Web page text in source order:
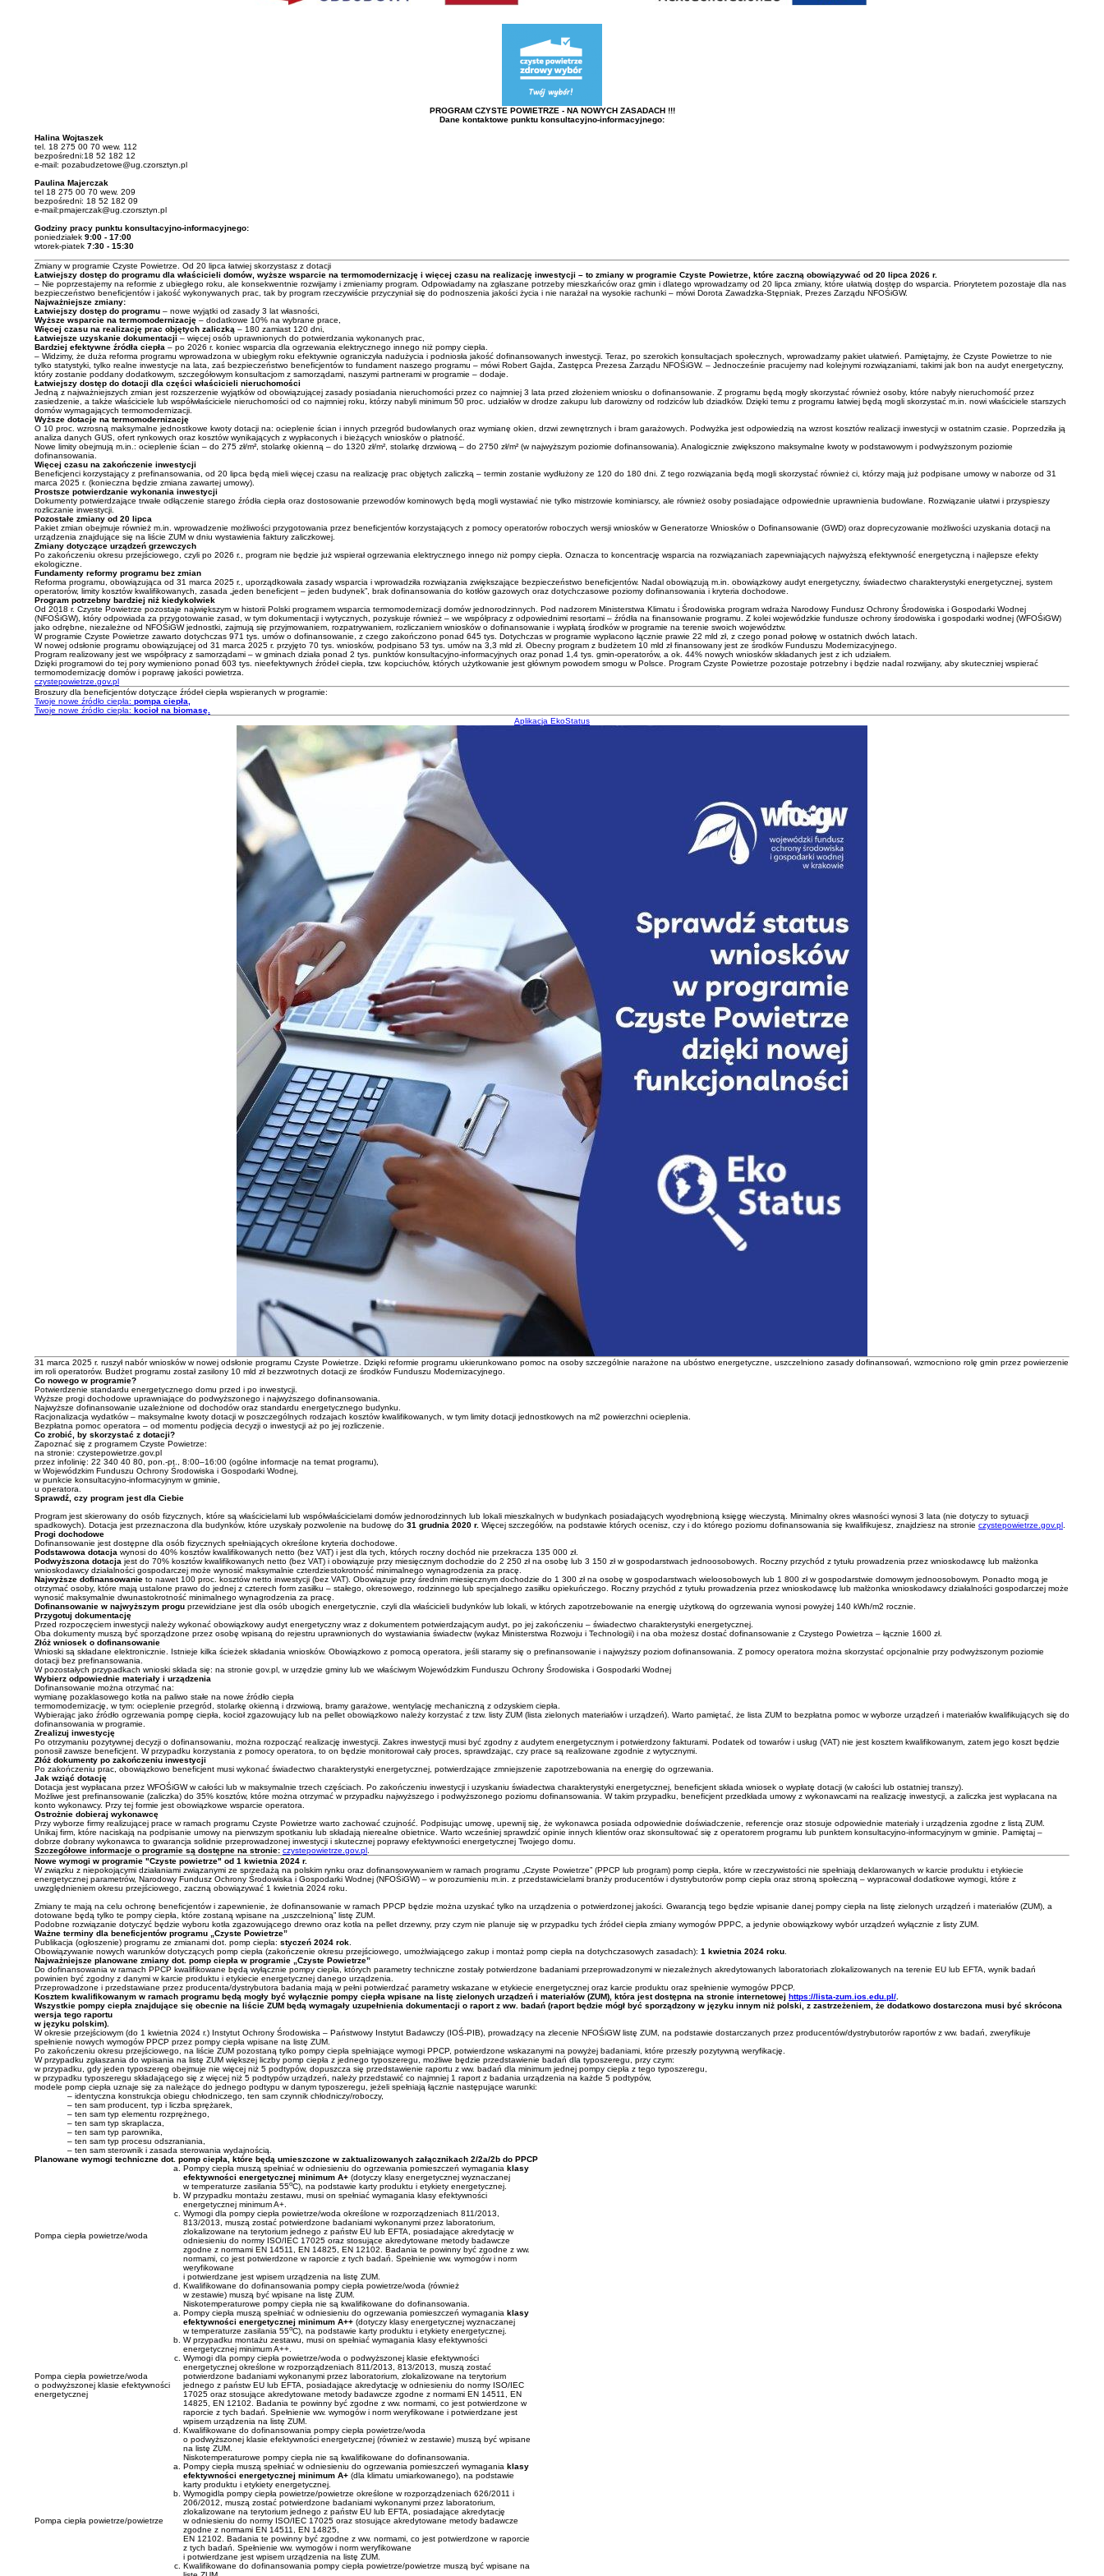
PROGRAM CZYSTE POWIETRZE - NA NOWYCH ZASADACH !!!
Dane kontaktowe punktu konsultacyjno-informacyjnego:
Halina Wojtaszek
tel. 18 275 00 70 wew. 112
bezpośredni:18 52 182 12
e-mail: pozabudzetowe@ug.czorsztyn.pl
Paulina Majerczak
tel 18 275 00 70 wew. 209
bezpośredni: 18 52 182 09
e-mail:pmajerczak@ug.czorsztyn.pl
Godziny pracy punktu konsultacyjno-informacyjnego:
poniedziałek 9:00 - 17:00
wtorek-piatek 7:30 - 15:30
Zmiany w programie Czyste Powietrze. Od 20 lipca łatwiej skorzystasz z dotacji
Łatwiejszy dostęp do programu dla właścicieli domów, wyższe wsparcie na termomodernizację i więcej czasu na realizację inwestycji – to zmiany w programie Czyste Powietrze, które zaczną obowiązywać od 20 lipca 2026 r.
– Nie poprzestajemy na reformie z ubiegłego roku, ale konsekwentnie rozwijamy i zmieniamy program. Odpowiadamy na zgłaszane potrzeby mieszkańców oraz gmin i dlatego wprowadzamy od 20 lipca zmiany, które ułatwią dostęp do wsparcia. Priorytetem pozostaje dla nas
bezpieczeństwo beneficjentów i jakość wykonywanych prac, tak by program rzeczywiście przyczyniał się do podnoszenia jakości życia i nie narażał na wysokie rachunki – mówi Dorota Zawadzka-Stępniak, Prezes Zarządu NFOŚiGW.
Najważniejsze zmiany:
Łatwiejszy dostęp do programu – nowe wyjątki od zasady 3 lat własności,
Wyższe wsparcie na termomodernizację – dodatkowe 10% na wybrane prace,
Więcej czasu na realizację prac objętych zaliczką – 180 zamiast 120 dni,
Łatwiejsze uzyskanie dokumentacji – więcej osób uprawnionych do potwierdzania wykonanych prac,
Bardziej efektywne źródła ciepła – po 2026 r. koniec wsparcia dla ogrzewania elektrycznego innego niż pompy ciepła.
– Widzimy, że duża reforma programu wprowadzona w ubiegłym roku efektywnie ograniczyła nadużycia i podniosła jakość dofinansowanych inwestycji. Teraz, po szerokich konsultacjach społecznych, wprowadzamy pakiet ułatwień. Pamiętajmy, że Czyste Powietrze to nie
tylko statystyki, tylko realne inwestycje na lata, zaś bezpieczeństwo beneficjentów to fundament naszego programu – mówi Robert Gajda, Zastępca Prezesa Zarządu NFOŚiGW. – Jednocześnie pracujemy nad kolejnymi rozwiązaniami, takimi jak bon na audyt energetyczny,
który zostanie poddany dodatkowym, szczegółowym konsultacjom z samorządami, naszymi partnerami w programie – dodaje.
Łatwiejszy dostęp do dotacji dla części właścicieli nieruchomości
Jedną z najważniejszych zmian jest rozszerzenie wyjątków od obowiązującej zasady posiadania nieruchomości przez co najmniej 3 lata przed złożeniem wniosku o dofinansowanie. Z programu będą mogły skorzystać również osoby, które nabyły nieruchomość przez
zasiedzenie, a także właściciele lub współwłaściciele nieruchomości od co najmniej roku, którzy nabyli minimum 50 proc. udziałów w drodze zakupu lub darowizny od rodziców lub dziadków. Dzięki temu z programu łatwiej będą mogli skorzystać m.in. nowi właściciele starszych
domów wymagających termomodernizacji.
Wyższe dotacje na termomodernizację
O 10 proc. wzrosną maksymalne jednostkowe kwoty dotacji na: ocieplenie ścian i innych przegród budowlanych oraz wymianę okien, drzwi zewnętrznych i bram garażowych. Podwyżka jest odpowiedzią na wzrost kosztów realizacji inwestycji w ostatnim czasie. Poprzedziła ją
analiza danych GUS, ofert rynkowych oraz kosztów wynikających z wypłaconych i bieżących wniosków o płatność.
Nowe limity obejmują m.in.: ocieplenie ścian – do 275 zł/m², stolarkę okienną – do 1320 zł/m², stolarkę drzwiową – do 2750 zł/m² (w najwyższym poziomie dofinansowania). Analogicznie zwiększono maksymalne kwoty w podstawowym i podwyższonym poziomie
dofinansowania.
Więcej czasu na zakończenie inwestycji
Beneficjenci korzystający z prefinansowania, od 20 lipca będą mieli więcej czasu na realizację prac objętych zaliczką – termin zostanie wydłużony ze 120 do 180 dni. Z tego rozwiązania będą mogli skorzystać również ci, którzy mają już podpisane umowy w naborze od 31
marca 2025 r. (konieczna będzie zmiana zawartej umowy).
Prostsze potwierdzanie wykonania inwestycji
Dokumenty potwierdzające trwałe odłączenie starego źródła ciepła oraz dostosowanie przewodów kominowych będą mogli wystawiać nie tylko mistrzowie kominiarscy, ale również osoby posiadające odpowiednie uprawnienia budowlane. Rozwiązanie ułatwi i przyspieszy
rozliczanie inwestycji.
Pozostałe zmiany od 20 lipca
Pakiet zmian obejmuje również m.in. wprowadzenie możliwości przygotowania przez beneficjentów korzystających z pomocy operatorów roboczych wersji wniosków w Generatorze Wniosków o Dofinansowanie (GWD) oraz doprecyzowanie możliwości uzyskania dotacji na
urządzenia znajdujące się na liście ZUM w dniu wystawienia faktury zaliczkowej.
Zmiany dotyczące urządzeń grzewczych
Po zakończeniu okresu przejściowego, czyli po 2026 r., program nie będzie już wspierał ogrzewania elektrycznego innego niż pompy ciepła. Oznacza to koncentrację wsparcia na rozwiązaniach zapewniających najwyższą efektywność energetyczną i najlepsze efekty
ekologiczne.
Fundamenty reformy programu bez zmian
Reforma programu, obowiązująca od 31 marca 2025 r., uporządkowała zasady wsparcia i wprowadziła rozwiązania zwiększające bezpieczeństwo beneficjentów. Nadal obowiązują m.in. obowiązkowy audyt energetyczny, świadectwo charakterystyki energetycznej, system
operatorów, limity kosztów kwalifikowanych, zasada „jeden beneficjent – jeden budynek”, brak dofinansowania do kotłów gazowych oraz dotychczasowe poziomy dofinansowania i kryteria dochodowe.
Program potrzebny bardziej niż kiedykolwiek
Od 2018 r. Czyste Powietrze pozostaje największym w historii Polski programem wsparcia termomodernizacji domów jednorodzinnych. Pod nadzorem Ministerstwa Klimatu i Środowiska program wdraża Narodowy Fundusz Ochrony Środowiska i Gospodarki Wodnej
(NFOŚiGW), który odpowiada za przygotowanie zasad, w tym dokumentacji i wytycznych, pozyskuje również – we współpracy z odpowiednimi resortami – źródła na finansowanie programu. Z kolei wojewódzkie fundusze ochrony środowiska i gospodarki wodnej (WFOŚiGW)
jako odrębne, niezależne od NFOŚiGW jednostki, zajmują się przyjmowaniem, rozpatrywaniem, rozliczaniem wniosków o dofinansowanie i wypłatą środków w programie na terenie swoich województw.
W programie Czyste Powietrze zawarto dotychczas 971 tys. umów o dofinansowanie, z czego zakończono ponad 645 tys. Dotychczas w programie wypłacono łącznie prawie 22 mld zł, z czego ponad połowę w ostatnich dwóch latach.
W nowej odsłonie programu obowiązującej od 31 marca 2025 r. przyjęto 70 tys. wniosków, podpisano 53 tys. umów na 3,3 mld zł. Obecny program z budżetem 10 mld zł finansowany jest ze środków Funduszu Modernizacyjnego.
Program realizowany jest we współpracy z samorządami – w gminach działa ponad 2 tys. punktów konsultacyjno-informacyjnych oraz ponad 1,4 tys. gmin-operatorów, a ok. 44% nowych wniosków składanych jest z ich udziałem.
Dzięki programowi do tej pory wymieniono ponad 603 tys. nieefektywnych źródeł ciepła, tzw. kopciuchów, których użytkowanie jest głównym powodem smogu w Polsce. Program Czyste Powietrze pozostaje potrzebny i będzie nadal rozwijany, aby skuteczniej wspierać
termomodernizację domów i poprawę jakości powietrza.
czystepowietrze.gov.pl
Broszury dla beneficjentów dotyczące źródeł ciepła wspieranych w programie:
Twoje nowe źródło ciepła: pompa ciepła,
Twoje nowe źródło ciepła: kocioł na biomasę.
Aplikacja EkoStatus
31 marca 2025 r. ruszył nabór wniosków w nowej odsłonie programu Czyste Powietrze. Dzięki reformie programu ukierunkowano pomoc na osoby szczególnie narażone na ubóstwo energetyczne, uszczelniono zasady dofinansowań, wzmocniono rolę gmin przez powierzenie
im roli operatorów. Budżet programu został zasilony 10 mld zł bezzwrotnych dotacji ze środków Funduszu Modernizacyjnego.
Co nowego w programie?
Potwierdzenie standardu energetycznego domu przed i po inwestycji.
Wyższe progi dochodowe uprawniające do podwyższonego i najwyższego dofinansowania.
Najwyższe dofinansowanie uzależnione od dochodów oraz standardu energetycznego budynku.
Racjonalizacja wydatków – maksymalne kwoty dotacji w poszczególnych rodzajach kosztów kwalifikowanych, w tym limity dotacji jednostkowych na m2 powierzchni ocieplenia.
Bezpłatna pomoc operatora – od momentu podjęcia decyzji o inwestycji aż po jej rozliczenie.
Co zrobić, by skorzystać z dotacji?
Zapoznać się z programem Czyste Powietrze:
na stronie: czystepowietrze.gov.pl
przez infolinię: 22 340 40 80, pon.-pt., 8:00–16:00 (ogólne informacje na temat programu),
w Wojewódzkim Funduszu Ochrony Środowiska i Gospodarki Wodnej,
w punkcie konsultacyjno‐informacyjnym w gminie,
u operatora.
Sprawdź, czy program jest dla Ciebie
Program jest skierowany do osób fizycznych, które są właścicielami lub współwłaścicielami domów jednorodzinnych lub lokali mieszkalnych w budynkach posiadających wyodrębnioną księgę wieczystą. Minimalny okres własności wynosi 3 lata (nie dotyczy to sytuacji
spadkowych). Dotacja jest przeznaczona dla budynków, które uzyskały pozwolenie na budowę do 31 grudnia 2020 r. Więcej szczegółów, na podstawie których ocenisz, czy i do którego poziomu dofinansowania się kwalifikujesz, znajdziesz na stronie czystepowietrze.gov.pl
Progi dochodowe
Dofinansowanie jest dostępne dla osób fizycznych spełniających określone kryteria dochodowe.
Podstawowa dotacja wynosi do 40% kosztów kwalifikowanych netto (bez VAT) i jest dla tych, których roczny dochód nie przekracza 135 000 zł.
Podwyższona dotacja jest do 70% kosztów kwalifikowanych netto (bez VAT) i obowiązuje przy miesięcznym dochodzie do 2 250 zł na osobę lub 3 150 zł w gospodarstwach jednoosobowych. Roczny przychód z tytułu prowadzenia przez wnioskodawcę lub małżonka
wnioskodawcy działalności gospodarczej może wynosić maksymalnie czterdziestokrotność minimalnego wynagrodzenia za pracę.
Najwyższe dofinansowanie to nawet 100 proc. kosztów netto inwestycji (bez VAT). Obowiązuje przy średnim miesięcznym dochodzie do 1 300 zł na osobę w gospodarstwach wieloosobowych lub 1 800 zł w gospodarstwie domowym jednoosobowym. Ponadto mogą je
otrzymać osoby, które mają ustalone prawo do jednej z czterech form zasiłku – stałego, okresowego, rodzinnego lub specjalnego zasiłku opiekuńczego. Roczny przychód z tytułu prowadzenia przez wnioskodawcę lub małżonka wnioskodawcy działalności gospodarczej może
wynosić maksymalnie dwunastokrotność minimalnego wynagrodzenia za pracę.
Dofinansowanie w najwyższym progu przewidziane jest dla osób ubogich energetycznie, czyli dla właścicieli budynków lub lokali, w których zapotrzebowanie na energię użytkową do ogrzewania wynosi powyżej 140 kWh/m2 rocznie.
Przygotuj dokumentację
Przed rozpoczęciem inwestycji należy wykonać obowiązkowy audyt energetyczny wraz z dokumentem potwierdzającym audyt, po jej zakończeniu – świadectwo charakterystyki energetycznej.
Oba dokumenty muszą być sporządzone przez osobę wpisaną do rejestru uprawnionych do wystawiania świadectw (wykaz Ministerstwa Rozwoju i Technologii) i na oba możesz dostać dofinansowanie z Czystego Powietrza – łącznie 1600 zł.
Złóż wniosek o dofinansowanie
Wnioski są składane elektronicznie. Istnieje kilka ścieżek składania wniosków. Obowiązkowo z pomocą operatora, jeśli staramy się o prefinansowanie i najwyższy poziom dofinansowania. Z pomocy operatora można skorzystać opcjonalnie przy podwyższonym poziomie
dotacji bez prefinansowania.
W pozostałych przypadkach wnioski składa się: na stronie gov.pl, w urzędzie gminy lub we właściwym Wojewódzkim Funduszu Ochrony Środowiska i Gospodarki Wodnej
Wybierz odpowiednie materiały i urządzenia
Dofinansowanie można otrzymać na:
wymianę pozaklasowego kotła na paliwo stałe na nowe źródło ciepła
termomodernizację, w tym: ocieplenie przegród, stolarkę okienną i drzwiową, bramy garażowe, wentylację mechaniczną z odzyskiem ciepła.
Wybierając jako źródło ogrzewania pompę ciepła, kocioł zgazowujący lub na pellet obowiązkowo należy korzystać z tzw. listy ZUM (lista zielonych materiałów i urządzeń). Warto pamiętać, że lista ZUM to bezpłatna pomoc w wyborze urządzeń i materiałów kwalifikujących się do
dofinansowania w programie.
Zrealizuj inwestycję
Po otrzymaniu pozytywnej decyzji o dofinansowaniu, można rozpocząć realizację inwestycji. Zakres inwestycji musi być zgodny z audytem energetycznym i potwierdzony fakturami. Podatek od towarów i usług (VAT) nie jest kosztem kwalifikowanym, zatem jego koszt będzie
ponosił zawsze beneficjent. W przypadku korzystania z pomocy operatora, to on będzie monitorował cały proces, sprawdzając, czy prace są realizowane zgodnie z wytycznymi.
Złóż dokumenty po zakończeniu inwestycji
Po zakończeniu prac, obowiązkowo beneficjent musi wykonać świadectwo charakterystyki energetycznej, potwierdzające zmniejszenie zapotrzebowania na energię do ogrzewania.
Jak wziąć dotację
Dotacja jest wypłacana przez WFOŚiGW w całości lub w maksymalnie trzech częściach. Po zakończeniu inwestycji i uzyskaniu świadectwa charakterystyki energetycznej, beneficjent składa wniosek o wypłatę dotacji (w całości lub ostatniej transzy).
Możliwe jest prefinansowanie (zaliczka) do 35% kosztów, które można otrzymać w przypadku najwyższego i podwyższonego poziomu dofinansowania. W takim przypadku, beneficjent przedkłada umowy z wykonawcami na realizację inwestycji, a zaliczka jest wypłacana na
konto wykonawcy. Przy tej formie jest obowiązkowe wsparcie operatora.
Ostrożnie dobieraj wykonawcę
Przy wyborze firmy realizującej prace w ramach programu Czyste Powietrze warto zachować czujność. Podpisując umowę, upewnij się, że wykonawca posiada odpowiednie doświadczenie, referencje oraz stosuje odpowiednie materiały i urządzenia zgodne z listą ZUM.
Unikaj firm, które naciskają na podpisanie umowy na pierwszym spotkaniu lub składają nierealne obietnice. Warto wcześniej sprawdzić opinie innych klientów oraz skonsultować się z operatorem programu lub punktem konsultacyjno‐informacyjnym w gminie. Pamiętaj –
dobrze dobrany wykonawca to gwarancja solidnie przeprowadzonej inwestycji i skutecznej poprawy efektywności energetycznej Twojego domu.
Szczegółowe informacje o programie są dostępne na stronie: czystepowietrze.gov.pl
Nowe wymogi w programie "Czyste powietrze" od 1 kwietnia 2024 r.
W związku z niepokojącymi działaniami związanymi ze sprzedażą na polskim rynku oraz dofinansowywaniem w ramach programu „Czyste Powietrze” (PPCP lub program) pomp ciepła, które w rzeczywistości nie spełniają deklarowanych w karcie produktu i etykiecie
energetycznej parametrów, Narodowy Fundusz Ochrony Środowiska i Gospodarki Wodnej (NFOŚiGW) – w porozumieniu m.in. z przedstawicielami branży producentów i dystrybutorów pomp ciepła oraz stroną społeczną – wypracował dodatkowe wymogi, które z
uwzględnieniem okresu przejściowego, zaczną obowiązywać 1 kwietnia 2024 roku.
Zmiany te mają na celu ochronę beneficjentów i zapewnienie, że dofinansowanie w ramach PPCP będzie można uzyskać tylko na urządzenia o potwierdzonej jakości. Gwarancją tego będzie wpisanie danej pompy ciepła na listę zielonych urządzeń i materiałów (ZUM), a
dotowane będą tylko te pompy ciepła, które zostaną wpisane na „uszczelnioną” listę ZUM.
Podobne rozwiązanie dotyczyć będzie wyboru kotła zgazowującego drewno oraz kotła na pellet drzewny, przy czym nie planuje się w przypadku tych źródeł ciepła zmiany wymogów PPPC, a jedynie obowiązkowy wybór urządzeń wyłącznie z listy ZUM.
Ważne terminy dla beneficjentów programu „Czyste Powietrze”
Publikacja (ogłoszenie) programu ze zmianami dot. pomp ciepła: styczeń 2024 rok
Obowiązywanie nowych warunków dotyczących pomp ciepła (zakończenie okresu przejściowego, umożlwiającego zakup i montaż pomp ciepła na dotychczasowych zasadach): 1 kwietnia 2024 roku
Najważniejsze planowane zmiany dot. pomp ciepła w programie „Czyste Powietrze”
Do dofinansowania w ramach PPCP kwalifikowane będą wyłącznie pompy ciepła, których parametry techniczne zostały potwierdzone badaniami przeprowadzonymi w niezależnych akredytowanych laboratoriach zlokalizowanych na terenie EU lub EFTA, wynik badań
powinien być zgodny z danymi w karcie produktu i etykiecie energetycznej danego urządzenia.
Przeprowadzone i przedstawiane przez producenta/dystrybutora badania mają w pełni potwierdzać parametry wskazane w etykiecie energetycznej oraz karcie produktu oraz spełnienie wymogów PPCP.
Kosztem kwalifikowanym w ramach programu będą mogły być wyłącznie pompy ciepła wpisane na listę zielonych urządzeń i materiałów (ZUM), która jest dostępna na stronie internetowej https://lista-zum.ios.edu.pl/
Wszystkie pompy ciepła znajdujące się obecnie na liście ZUM będą wymagały uzupełnienia dokumentacji o raport z ww. badań (raport będzie mógł być sporządzony w języku innym niż polski, z zastrzeżeniem, że dodatkowo dostarczona musi być skrócona
wersja tego raportu
w języku polskim).
W okresie przejściowym (do 1 kwietnia 2024 r.) Instytut Ochrony Środowiska – Państwowy Instytut Badawczy (IOŚ-PIB), prowadzący na zlecenie NFOŚiGW listę ZUM, na podstawie dostarczanych przez producentów/dystrybutorów raportów z ww. badań, zweryfikuje
spełnienie nowych wymogów PPCP przez pompy ciepła wpisane na listę ZUM.
Po zakończeniu okresu przejściowego, na liście ZUM pozostaną tylko pompy ciepła spełniające wymogi PPCP, potwierdzone wskazanymi na powyżej badaniami, które przeszły pozytywną weryfikację.
W przypadku zgłaszania do wpisania na listę ZUM większej liczby pomp ciepła z jednego typoszeregu, możliwe będzie przedstawienie badań dla typoszeregu, przy czym:
w przypadku, gdy jeden typoszereg obejmuje nie więcej niż 5 podtypów, dopuszcza się przedstawienie raportu z ww. badań dla minimum jednej pompy ciepła z tego typoszeregu,
w przypadku typoszeregu składającego się z więcej niż 5 podtypów urządzeń, należy przedstawić co najmniej 1 raport z badania urządzenia na każde 5 podtypów,
modele pomp ciepła uznaje się za należące do jednego podtypu w danym typoszeregu, jeżeli spełniają łącznie następujące warunki:
– identyczna konstrukcja obiegu chłodniczego, ten sam czynnik chłodniczy/roboczy,
– ten sam producent, typ i liczba sprężarek,
– ten sam typ elementu rozprężnego,
– ten sam typ skraplacza,
– ten sam typ parownika,
– ten sam typ procesu odszraniania,
– ten sam sterownik i zasada sterowania wydajnością.
Planowane wymogi techniczne dot. pomp ciepła, które będą umieszczone w zaktualizowanych załącznikach 2/2a/2b do PPCP
Pompa ciepła powietrze/woda
Pompy ciepła muszą spełniać w odniesieniu do ogrzewania pomieszczeń wymagania klasy
efektywności energetycznej minimum A+ (dotyczy klasy energetycznej wyznaczanej
w temperaturze zasilania 55oC), na podstawie karty produktu i etykiety energetycznej.
W przypadku montażu zestawu, musi on spełniać wymagania klasy efektywności
energetycznej minimum A+.
Wymogi dla pompy ciepła powietrze/woda określone w rozporządzeniach 811/2013,
813/2013, muszą zostać potwierdzone badaniami wykonanymi przez laboratorium,
zlokalizowane na terytorium jednego z państw EU lub EFTA, posiadające akredytację w
odniesieniu do normy ISO/IEC 17025 oraz stosujące akredytowane metody badawcze
zgodne z normami EN 14511, EN 14825, EN 12102. Badania te powinny być zgodne z ww.
normami, co jest potwierdzone w raporcie z tych badań. Spełnienie ww. wymogów i norm
weryfikowane
i potwierdzane jest wpisem urządzenia na listę ZUM.
Kwalifikowane do dofinansowania pompy ciepła powietrze/woda (również
w zestawie) muszą być wpisane na listę ZUM.
Niskotemperaturowe pompy ciepła nie są kwalifikowane do dofinansowania.
Pompa ciepła powietrze/woda
o podwyższonej klasie efektywności
energetycznej
Pompy ciepła muszą spełniać w odniesieniu do ogrzewania pomieszczeń wymagania klasy
efektywności energetycznej minimum A++ (dotyczy klasy energetycznej wyznaczanej
w temperaturze zasilania 55oC), na podstawie karty produktu i etykiety energetycznej.
W przypadku montażu zestawu, musi on spełniać wymagania klasy efektywności
energetycznej minimum A++.
Wymogi dla pompy ciepła powietrze/woda o podwyższonej klasie efektywności
energetycznej określone w rozporządzeniach 811/2013, 813/2013, muszą zostać
potwierdzone badaniami wykonanymi przez laboratorium, zlokalizowane na terytorium
jednego z państw EU lub EFTA, posiadające akredytację w odniesieniu do normy ISO/IEC
17025 oraz stosujące akredytowane metody badawcze zgodne z normami EN 14511, EN
14825, EN 12102. Badania te powinny być zgodne z ww. normami, co jest potwierdzone w
raporcie z tych badań. Spełnienie ww. wymogów i norm weryfikowane i potwierdzane jest
wpisem urządzenia na listę ZUM.
Kwalifikowane do dofinansowania pompy ciepła powietrze/woda
o podwyższonej klasie efektywności energetycznej (również w zestawie) muszą być wpisane
na listę ZUM.
Niskotemperaturowe pompy ciepła nie są kwalifikowane do dofinansowania.
Pompa ciepła powietrze/powietrze
Pompy ciepła muszą spełniać w odniesieniu do ogrzewania pomieszczeń wymagania klasy
efektywności energetycznej minimum A+ (dla klimatu umiarkowanego), na podstawie
karty produktu i etykiety energetycznej.
Wymogidla pompy ciepła powietrze/powietrze określone w rozporządzeniach 626/2011 i
206/2012, muszą zostać potwierdzone badaniami wykonanymi przez laboratorium,
zlokalizowane na terytorium jednego z państw EU lub EFTA, posiadające akredytację
w odniesieniu do normy ISO/IEC 17025 oraz stosujące akredytowane metody badawcze
zgodne z normami EN 14511, EN 14825,
EN 12102. Badania te powinny być zgodne z ww. normami, co jest potwierdzone w raporcie
z tych badań. Spełnienie ww. wymogów i norm weryfikowane
i potwierdzane jest wpisem urządzenia na listę ZUM.
Kwalifikowane do dofinansowania pompy ciepła powietrze/powietrze muszą być wpisane na